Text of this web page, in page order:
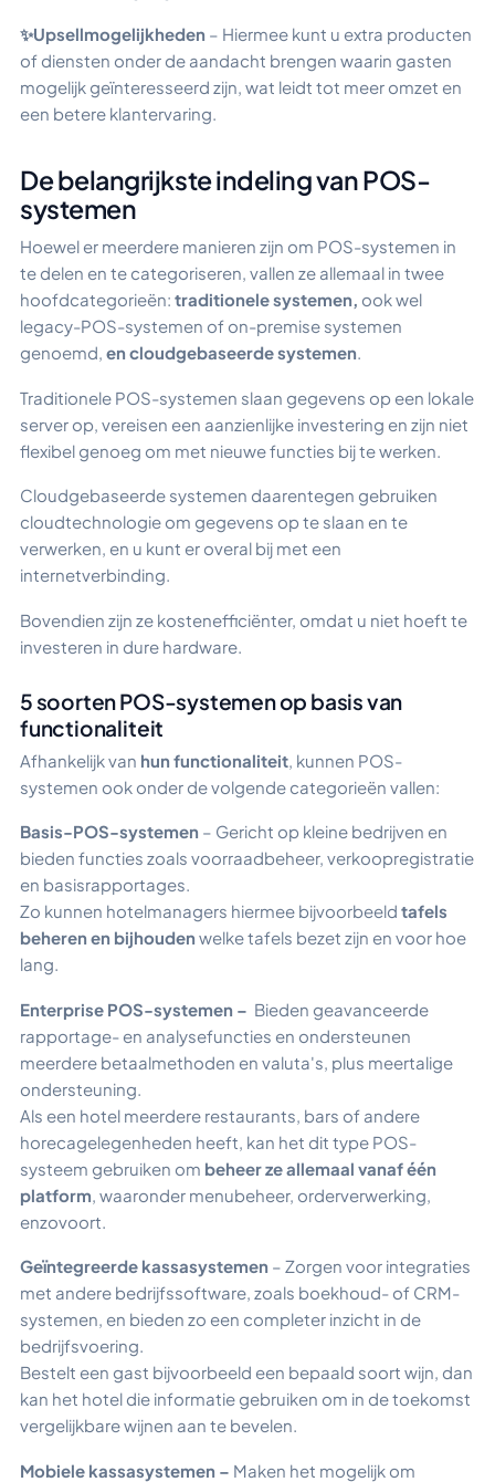
✨Upsellmogelijkheden – Hiermee kunt u extra producten
of diensten onder de aandacht brengen waarin gasten
mogelijk geïnteresseerd zijn, wat leidt tot meer omzet en
een betere klantervaring.
De belangrijkste indeling van POS-
systemen
Hoewel er meerdere manieren zijn om POS-systemen in
te delen en te categoriseren, vallen ze allemaal in twee
hoofdcategorieën: traditionele systemen, ook wel
legacy-POS-systemen of on-premise systemen
genoemd, en cloudgebaseerde systemen.
Traditionele POS-systemen slaan gegevens op een lokale
server op, vereisen een aanzienlijke investering en zijn niet
flexibel genoeg om met nieuwe functies bij te werken.
Cloudgebaseerde systemen daarentegen gebruiken
cloudtechnologie om gegevens op te slaan en te
verwerken, en u kunt er overal bij met een
internetverbinding.
Bovendien zijn ze kostenefficiënter, omdat u niet hoeft te
investeren in dure hardware.
5 soorten POS-systemen op basis van
functionaliteit
Afhankelijk van hun functionaliteit , kunnen POS-
systemen ook onder de volgende categorieën vallen:
Basis-POS-systemen – Gericht op kleine bedrijven en
bieden functies zoals voorraadbeheer, verkoopregistratie
en basisrapportages.
Zo kunnen hotelmanagers hiermee bijvoorbeeld tafels
beheren en bijhouden welke tafels bezet zijn en voor hoe
lang.
Enterprise POS-systemen – Bieden geavanceerde
rapportage- en analysefuncties en ondersteunen
meerdere betaalmethoden en valuta's, plus meertalige
ondersteuning.
Als een hotel meerdere restaurants, bars of andere
horecagelegenheden heeft, kan het dit type POS-
systeem gebruiken om beheer ze allemaal vanaf één
platform , waaronder menubeheer, orderverwerking,
enzovoort.
Geïntegreerde kassasystemen – Zorgen voor integraties
met andere bedrijfssoftware, zoals boekhoud- of CRM-
systemen, en bieden zo een completer inzicht in de
bedrijfsvoering.
Bestelt een gast bijvoorbeeld een bepaald soort wijn, dan
kan het hotel die informatie gebruiken om in de toekomst
vergelijkbare wijnen aan te bevelen.
Mobiele kassasystemen – Maken het mogelijk om